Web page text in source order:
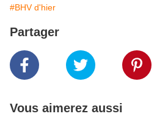
#BHV d'hier
Partager
Vous aimerez aussi